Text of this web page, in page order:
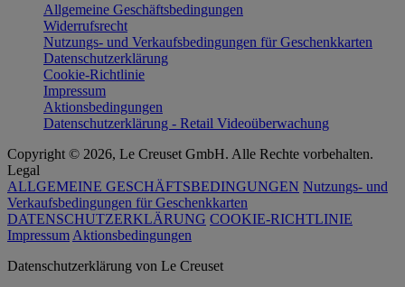
Allgemeine Geschäftsbedingungen
Widerrufsrecht
Nutzungs- und Verkaufsbedingungen für Geschenkkarten
Datenschutzerklärung
Cookie-Richtlinie
Impressum
Aktionsbedingungen
Datenschutzerklärung - Retail Videoüberwachung
Copyright © 2026, Le Creuset GmbH. Alle Rechte vorbehalten.
Legal
ALLGEMEINE GESCHÄFTSBEDINGUNGEN Nutzungs- und
Verkaufsbedingungen für Geschenkkarten
DATENSCHUTZERKLÄRUNG COOKIE-RICHTLINIE
Impressum Aktionsbedingungen
Datenschutz­erklärung von Le Creuset